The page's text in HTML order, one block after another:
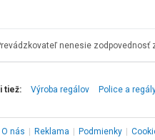
nenesie
tiež: Výroba regálov Police a
O nás Reklama Podmienky